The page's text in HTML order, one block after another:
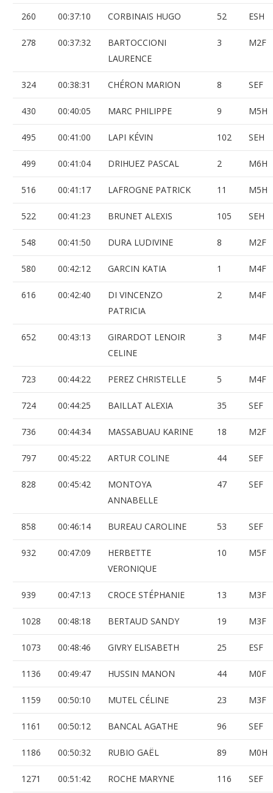
260 00:37:10 CORBINAIS HUGO 52 ESH
278 00:37:32
BARTOCCIONI
LAURENCE
3 M2F
324 00:38:31 CHÉRON MARION 8 SEF
430 00:40:05 MARC PHILIPPE 9 M5H
495 00:41:00 LAPI KÉVIN 102 SEH
499 00:41:04 DRIHUEZ PASCAL 2 M6H
516 00:41:17 LAFROGNE PATRICK 11 M5H
522 00:41:23 BRUNET ALEXIS 105 SEH
548 00:41:50 DURA LUDIVINE 8 M2F
580 00:42:12 GARCIN KATIA 1 M4F
616 00:42:40
DI VINCENZO
PATRICIA
2 M4F
652 00:43:13
GIRARDOT LENOIR
CELINE
3 M4F
723 00:44:22 PEREZ CHRISTELLE 5 M4F
724 00:44:25 BAILLAT ALEXIA 35 SEF
736 00:44:34 MASSABUAU KARINE 18 M2F
797 00:45:22 ARTUR COLINE 44 SEF
828 00:45:42
MONTOYA
ANNABELLE
47 SEF
858 00:46:14 BUREAU CAROLINE 53 SEF
932 00:47:09
HERBETTE
VERONIQUE
10 M5F
939 00:47:13 CROCE STÉPHANIE 13 M3F
1028 00:48:18 BERTAUD SANDY 19 M3F
1073 00:48:46 GIVRY ELISABETH 25 ESF
1136 00:49:47 HUSSIN MANON 44 M0F
1159 00:50:10 MUTEL CÉLINE 23 M3F
1161 00:50:12 BANCAL AGATHE 96 SEF
1186 00:50:32 RUBIO GAËL 89 M0H
1271 00:51:42 ROCHE MARYNE 116 SEF